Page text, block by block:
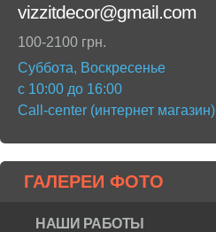
vizzitdecor@gmail.com
100-2100 грн.
Суббота, Воскресенье
с 10:00 до 16:00
Call-center (интернет магазин)
ГАЛЕРЕИ ФОТО
НАШИ РАБОТЫ